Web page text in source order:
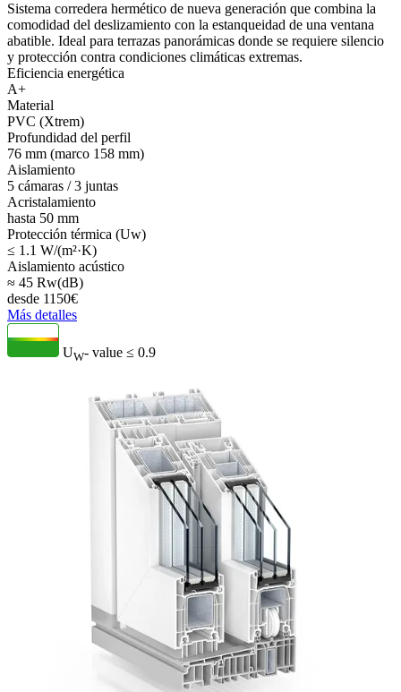
Sistema corredera hermético de nueva generación que combina la
comodidad del deslizamiento con la estanqueidad de una ventana
abatible. Ideal para terrazas panorámicas donde se requiere silencio
y protección contra condiciones climáticas extremas.
Eficiencia energética
A+
Material
PVC (Xtrem)
Profundidad del perfil
76 mm (marco 158 mm)
Aislamiento
5 cámaras / 3 juntas
Acristalamiento
hasta 50 mm
Protección térmica (Uw)
≤ 1.1 W/(m²·K)
Aislamiento acústico
≈ 45 Rw(dB)
desde 1150€
Más detalles
UW- value ≤ 0.9